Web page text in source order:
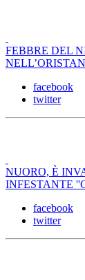
FEBBRE DEL
facebook
twitter
NUORO, È
INFESTANTE
facebook
twitter